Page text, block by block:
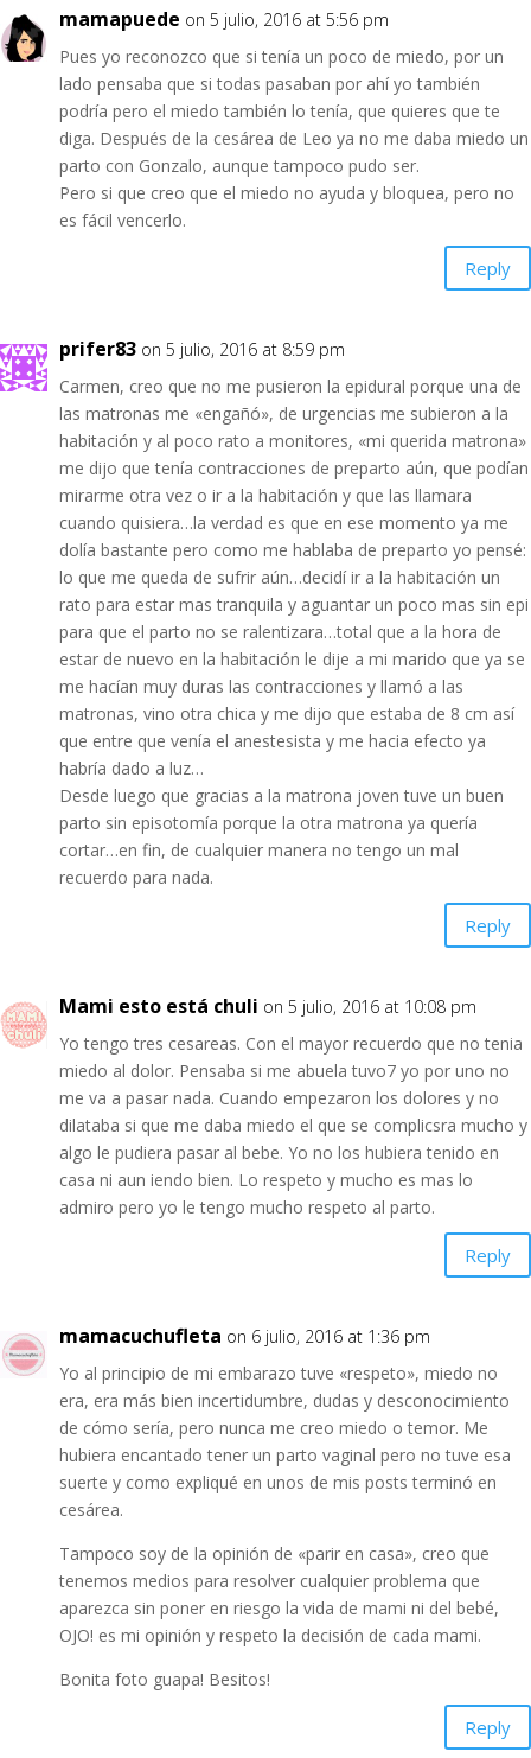
mamapuede on 5 julio, 2016 at 5:56 pm
Pues yo reconozco que si tenía un poco de miedo, por un
lado pensaba que si todas pasaban por ahí yo también
podría pero el miedo también lo tenía, que quieres que te
diga. Después de la cesárea de Leo ya no me daba miedo un
parto con Gonzalo, aunque tampoco pudo ser.
Pero si que creo que el miedo no ayuda y bloquea, pero no
es fácil vencerlo.
Reply
prifer83 on 5 julio, 2016 at 8:59 pm
Carmen, creo que no me pusieron la epidural porque una de
las matronas me «engañó», de urgencias me subieron a la
habitación y al poco rato a monitores, «mi querida matrona»
me dijo que tenía contracciones de preparto aún, que podían
mirarme otra vez o ir a la habitación y que las llamara
cuando quisiera…la verdad es que en ese momento ya me
dolía bastante pero como me hablaba de preparto yo pensé:
lo que me queda de sufrir aún…decidí ir a la habitación un
rato para estar mas tranquila y aguantar un poco mas sin epi
para que el parto no se ralentizara…total que a la hora de
estar de nuevo en la habitación le dije a mi marido que ya se
me hacían muy duras las contracciones y llamó a las
matronas, vino otra chica y me dijo que estaba de 8 cm así
que entre que venía el anestesista y me hacia efecto ya
habría dado a luz…
Desde luego que gracias a la matrona joven tuve un buen
parto sin episotomía porque la otra matrona ya quería
cortar…en fin, de cualquier manera no tengo un mal
recuerdo para nada.
Reply
Mami esto está chuli on 5 julio, 2016 at 10:08 pm
Yo tengo tres cesareas. Con el mayor recuerdo que no tenia
miedo al dolor. Pensaba si me abuela tuvo7 yo por uno no
me va a pasar nada. Cuando empezaron los dolores y no
dilataba si que me daba miedo el que se complicsra mucho y
algo le pudiera pasar al bebe. Yo no los hubiera tenido en
casa ni aun iendo bien. Lo respeto y mucho es mas lo
admiro pero yo le tengo mucho respeto al parto.
Reply
mamacuchufleta on 6 julio, 2016 at 1:36 pm
Yo al principio de mi embarazo tuve «respeto», miedo no
era, era más bien incertidumbre, dudas y desconocimiento
de cómo sería, pero nunca me creo miedo o temor. Me
hubiera encantado tener un parto vaginal pero no tuve esa
suerte y como expliqué en unos de mis posts terminó en
cesárea.
Tampoco soy de la opinión de «parir en casa», creo que
tenemos medios para resolver cualquier problema que
aparezca sin poner en riesgo la vida de mami ni del bebé,
OJO! es mi opinión y respeto la decisión de cada mami.
Bonita foto guapa! Besitos!
Reply